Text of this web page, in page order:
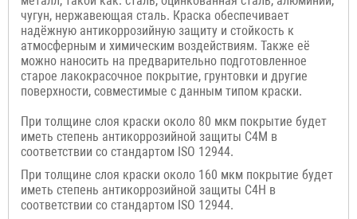
чугун, нержавеющая сталь. Краска обеспечивает
надёжную антикоррозийную защиту и стойкость к
атмосферным и химическим воздействиям. Также её
можно наносить на предварительно подготовленное
старое лакокрасочное покрытие, грунтовки и другие
поверхности, совместимые с данным типом краски.
При толщине слоя краски около 80 мкм покрытие будет
иметь степень антикоррозийной защиты C4M в
соответствии со стандартом ISO 12944.
При толщине слоя краски около 160 мкм покрытие будет
иметь степень антикоррозийной защиты C4H в
соответствии со стандартом ISO 12944.